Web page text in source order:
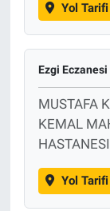
Yol
Ezgi Eczanesi
MUSTAFA
KEMAL
Yol Tarifi